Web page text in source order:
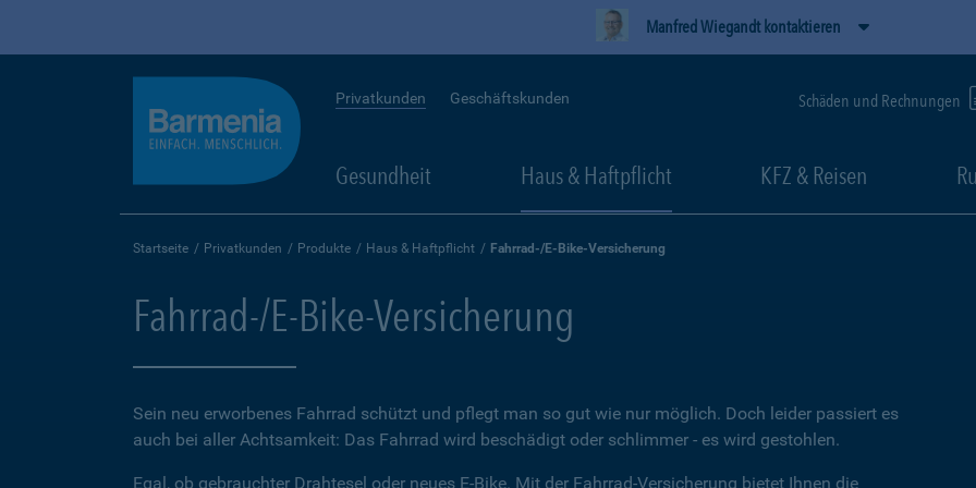
Manfred Wiegandt kontaktieren
Privatkunden Geschäftskunden Schäden und Rechnungen
Gesundheit Haus & Haftpflicht KFZ & Reisen
Startseite Privatkunden Produkte Haus & Haftpflicht Fahrrad-/E-Bike-Versicherung
Fahrrad-/E-Bike-Versicherung
Sein neu erworbenes Fahrrad schützt und pflegt man so gut wie nur möglich. Doch leider passiert es
auch bei aller Achtsamkeit: Das Fahrrad wird beschädigt oder schlimmer - es wird gestohlen.
Egal, ob gebrauchter Drahtesel oder neues E-Bike. Mit der Fahrrad-Versicherung bietet Ihnen die